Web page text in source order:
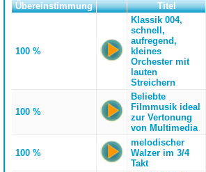
Übereinstimmung Titel
100 %
Klassik 004,
schnell,
aufregend,
kleines
Orchester mit
lauten
Streichern
100 %
Beliebte
Filmmusik ideal
zur Vertonung
von Multimedia
100 %
melodischer
Walzer im 3/4
Takt